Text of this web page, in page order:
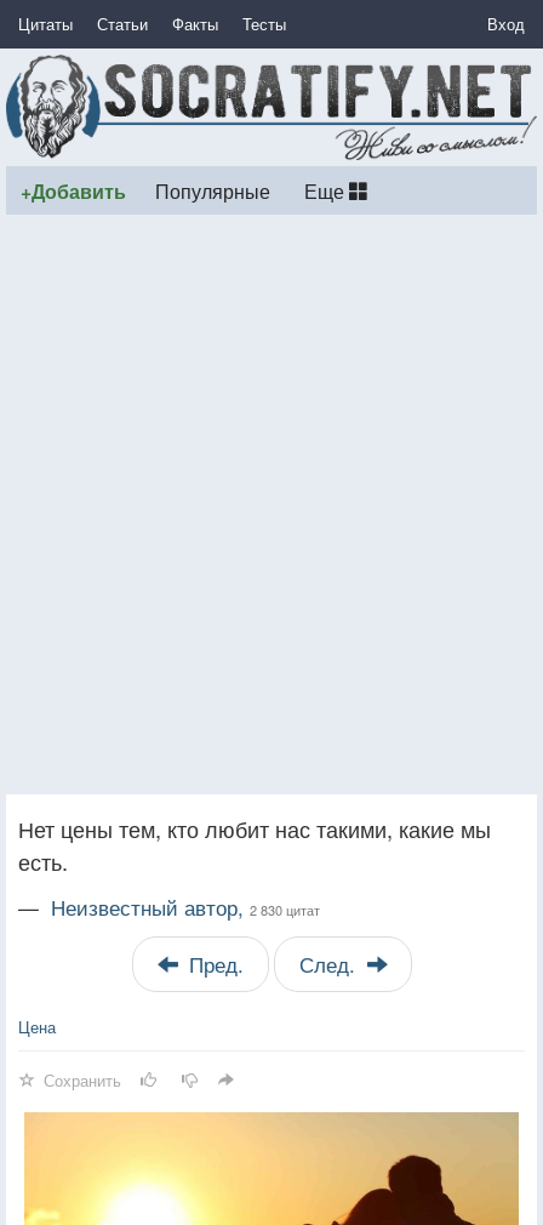
Цитаты Статьи Факты Тесты Вход
+Добавить Популярные Еще
Нет цены тем, кто любит нас такими, какие мы
есть.
— Неизвестный автор, 2 830 цитат
Пред. След.
Цена
Сохранить